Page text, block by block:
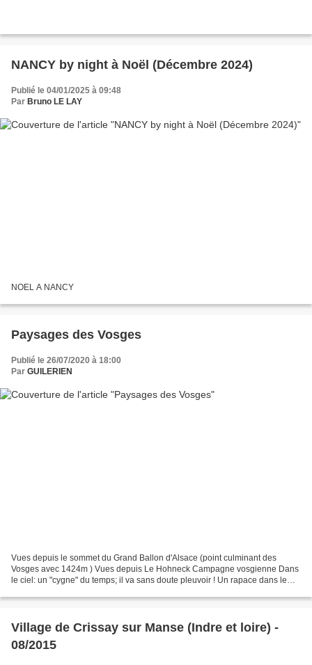
NANCY by night à Noël (Décembre 2024)
Publié le 04/01/2025 à 09:48
Par Bruno LE LAY
NOEL A NANCY
Paysages des Vosges
Publié le 26/07/2020 à 18:00
Par GUILERIEN
Vues depuis le sommet du Grand Ballon d'Alsace (point culminant des
Vosges avec 1424m ) Vues depuis Le Hohneck Campagne vosgienne Dans
le ciel: un "cygne" du temps; il va sans doute pleuvoir ! Un rapace dans le
Village de Crissay sur Manse (Indre et loire) -
08/2015